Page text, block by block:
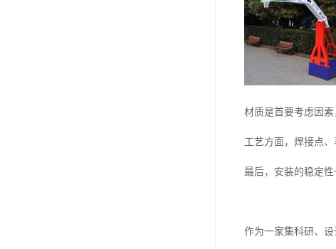
材质是首要考虑因
工艺方面，焊接点
最后，安装的稳定
作为一家集科研、